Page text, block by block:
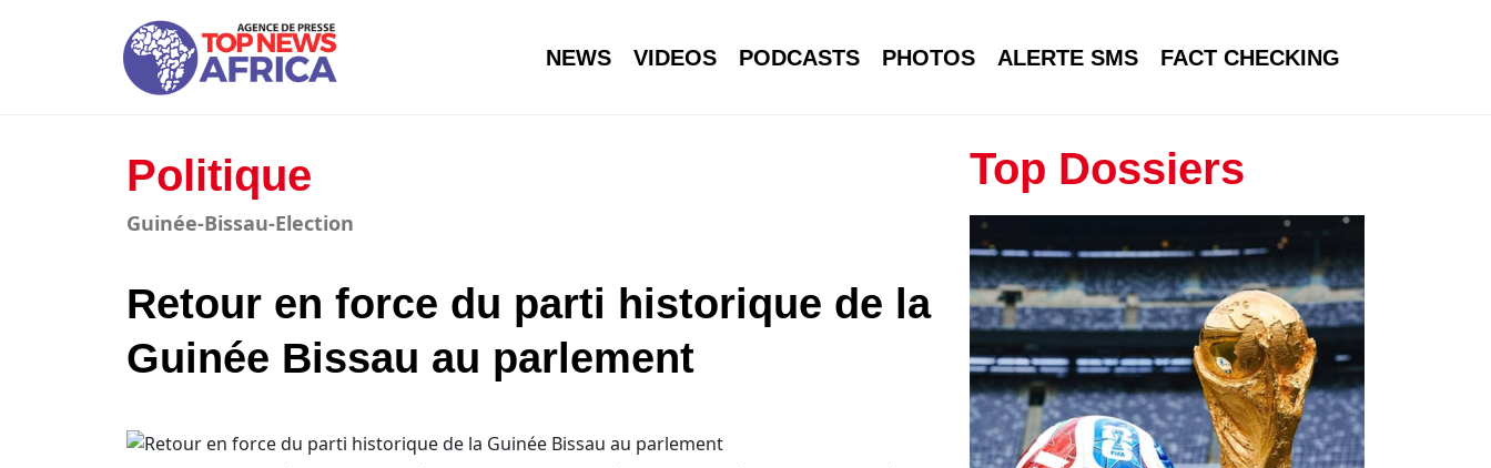
NEWS VIDEOS PODCASTS PHOTOS ALERTE SMS FACT CHECKING
Politique
Guinée-Bissau-Election
Retour en force du parti historique de la
Guinée Bissau au parlement
Top Dossiers